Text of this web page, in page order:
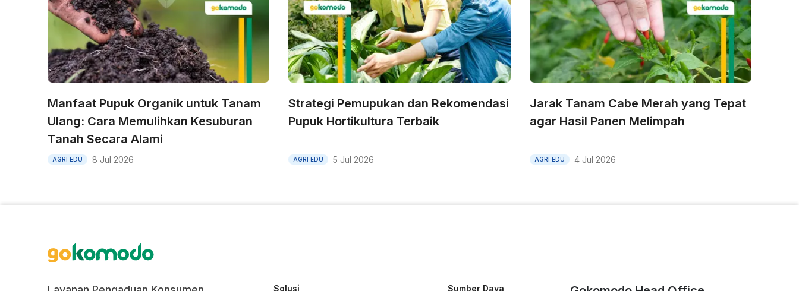
Manfaat Pupuk Organik untuk Tanam
Ulang: Cara Memulihkan Kesuburan
Tanah Secara Alami
AGRI EDU 8 Jul 2026
Strategi Pemupukan dan Rekomendasi
Pupuk Hortikultura Terbaik
AGRI EDU 5 Jul 2026
Jarak Tanam Cabe Merah yang Tepat
agar Hasil Panen Melimpah
AGRI EDU 4 Jul 2026
Solusi Sumber Daya